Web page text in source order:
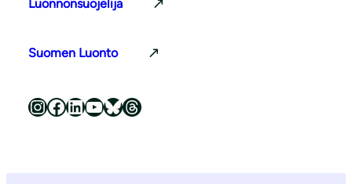
Luonnonsuojelija
Suomen Luonto
Luonnonsuojeluliitto Instagramissa Luonnonsuojeluliitto Facebookissa Luonnonsuojeluliitto LinkedInissä Luonnonsuojeluliiton YouTube-kanava Luonnonsuojeluliitto Blueskyssa Luonnonsuojeluliitto Threadsissa